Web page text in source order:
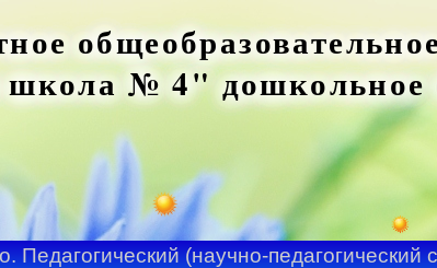
школа № 4"
Педагогический (научно-педагогический